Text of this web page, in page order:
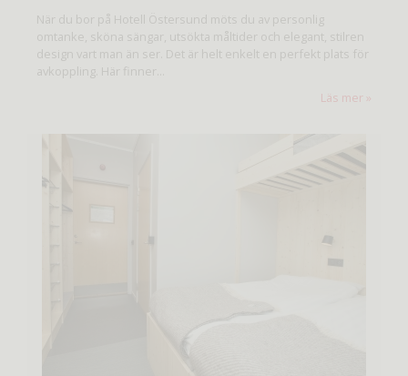
När du bor på Hotell Östersund möts du av personlig
omtanke, sköna sängar, utsökta måltider och elegant, stilren
design vart man än ser. Det är helt enkelt en perfekt plats för
avkoppling. Här finner...
Läs mer